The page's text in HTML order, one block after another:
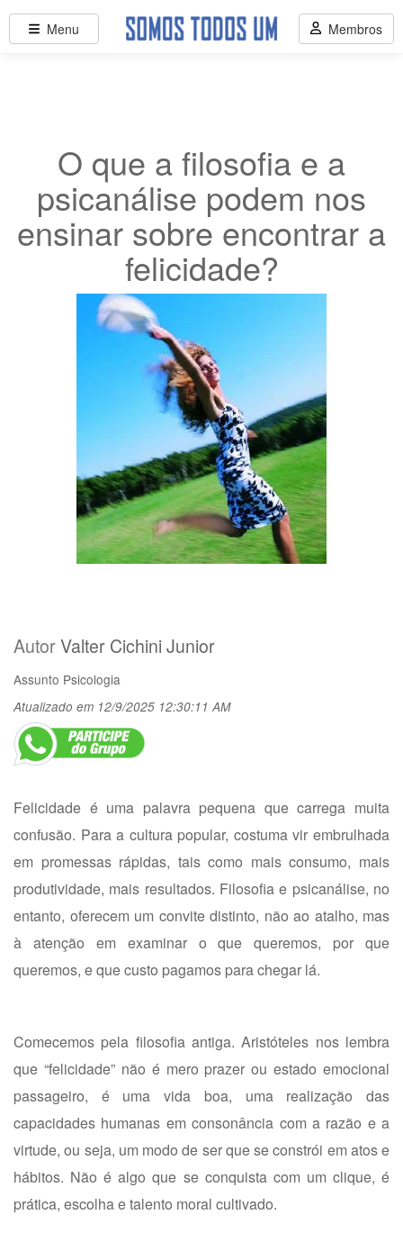
O que a filosofia e a
psicanálise podem nos
ensinar sobre encontrar a
felicidade?
AutorValter Cichini Junior
Assunto Psicologia
Atualizado em 12/9/2025 12:30:11 AM
Felicidade é uma palavra pequena que carrega muita
confusão. Para a cultura popular, costuma vir embrulhada
em promessas rápidas, tais como mais consumo, mais
produtividade, mais resultados. Filosofia e psicanálise, no
entanto, oferecem um convite distinto, não ao atalho, mas
à atenção em examinar o que queremos, por que
queremos, e que custo pagamos para chegar lá.
Comecemos pela filosofia antiga. Aristóteles nos lembra
que “felicidade” não é mero prazer ou estado emocional
passageiro, é uma vida boa, uma realização das
capacidades humanas em consonância com a razão e a
virtude, ou seja, um modo de ser que se constrói em atos e
hábitos. Não é algo que se conquista com um clique, é
prática, escolha e talento moral cultivado.
Menu Membros